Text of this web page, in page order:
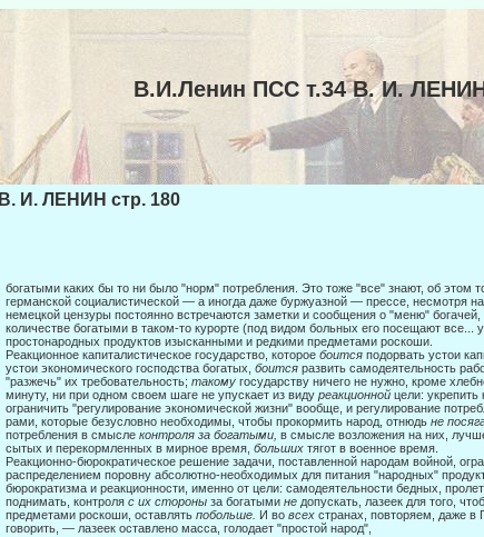
В.И.Ленин ПСС т.34 В. И.
В. И. ЛЕНИН стр. 180
богатыми каких бы то ни было "норм" потребления. Это тоже "все" знают, об этом
германской социалистической — а иногда даже буржуазной — прессе, несмотря
немецкой цензуры постоянно встречаются заметки и сообщения о "меню"
количестве богатыми в таком-то курорте (под видом больных его посе­щают все...
простонародных продуктов изы­сканными и редкими предметами роскоши.
Реакционное капиталистическое государство, которое боится подорвать устои
устои экономического господства богатых, боится развить самодеятельность
"разжечь" их требо­вательность; такому государству ничего не нужно, кроме
минуту, ни при одном своем шаге не упускает из виду реакционной це­ли: укрепить
ограничить "регулирование экономи­ческой жизни" вообще, и регулирование
рами, которые безусловно необходимы, чтобы прокормить народ, отнюдь не
потребления в смысле контроля за богатыми, в смысле возложения на них,
сытых и перекормлен­ных в мирное время, больших тягот в военное время.
Реакционно-бюрократическое решение задачи, поставленной народам войной,
распределением поровну абсолютно-необходимых для питания "народных"
бюрократизма и реакцион­ности, именно от цели: самодеятельности бедных,
поднимать, контроля с их стороны за богатыми не допускать, лазеек для того,
предметами роскоши, оставлять побольше. И во всех странах, повторяем, даже в
говорить, — лазеек ос­тавлено масса, голодает "простой народ",